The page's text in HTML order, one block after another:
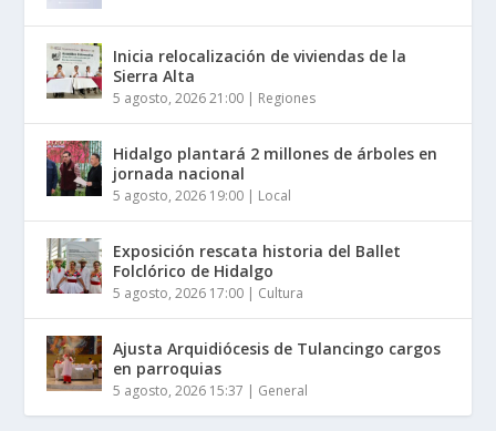
Inicia relocalización de viviendas de la
Sierra Alta
5 agosto, 2026 21:00 | Regiones
Hidalgo plantará 2 millones de árboles en
jornada nacional
5 agosto, 2026 19:00 | Local
Exposición rescata historia del Ballet
Folclórico de Hidalgo
5 agosto, 2026 17:00 | Cultura
Ajusta Arquidiócesis de Tulancingo cargos
en parroquias
5 agosto, 2026 15:37 | General